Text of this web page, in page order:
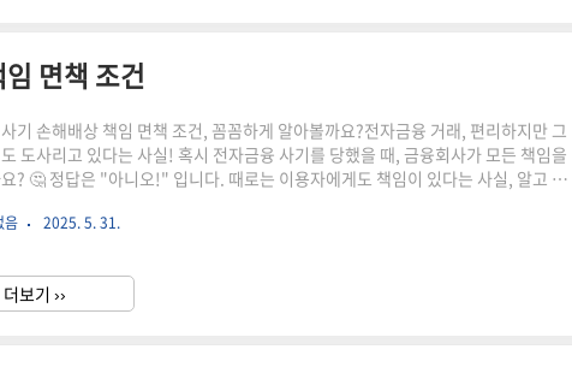
면책 조건
기 손해배상 책임 면책 조건, 꼼꼼하게 알아볼까요?전자금융 거래, 편리하지만 그
도사리고 있다는 사실! 혹시 전자금융 사기를 당했을 때, 금융회사가 모든 책임을
? 🤔 정답은 "아니오!" 입니다. 때로는 이용자에게도 책임이 있다는 사실, 알고 계
겠습니다. 복잡하게 느껴질 수 있지만, 꼼꼼하게 알아두면 혹시 모를 피해 상황에
대한 과실이 있는 경우가장 대표적인 면책 조건은 바로 이용자의 고의나 중대한 과
경우입니다. 이때, 금융회사는 이용자와 미리 약정을..
음 2025. 5. 31.
더보기 ››